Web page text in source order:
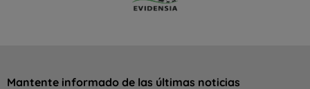
Mantente informado de las últimas noticias